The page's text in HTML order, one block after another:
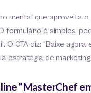
mental que aproveita o
formulário é simples,
O CTA diz: “Baixe agora
estratégia de
“MasterChef